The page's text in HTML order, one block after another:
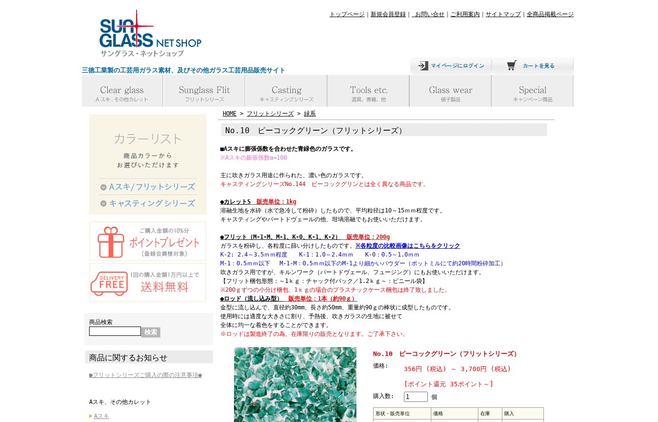
トップページ 新規会員登録 お問い合せ ご利用案内 サイトマップ｜ 全商品掲載ページ
三徳工業製の工芸用ガラス素材、及びその他ガラス工芸用品販売サイト
商品検索
商品に関するお知らせ
●フリットシリーズご購入の際の注意事項●
Aスキ、その他カレット
Aスキ
HOME > フリットシリーズ > 緑系
No.10 ピーコックグリーン（フリットシリーズ）
■Aスキに膨張係数を合わせた青緑色のガラスです。
※Aスキの膨張係数α=100
主に吹きガラス用途に作られた、濃い色のガラスです。
キャスティングシリーズNo.144 ピーコックグリンとは全く異なる商品です。
●カレットS 販売単位：1kg
溶融生地を水砕（水で急冷して粉砕）したもので、平均粒径は10～15ｍｍ程度です。
キャスティングやパートドヴェールの他、坩堝溶融でもお使いいただけます。
●フリット（M-1-M、M-1、K-0、K-1、K-2）
販売単位：200g
ガラスを粉砕し、各粒度に篩い分けしたものです。 ※各粒度の比較画像はこちらをクリック
K-2: 2.4～3.5ｍｍ程度 K-1：1.0～2.4ｍｍ K-0：0.5～1.0ｍｍ
M-1：0.5ｍｍ以下 M-1-M：0.5ｍｍ以下のM-1より細かいパウダー（ポットミルにて約20時間粉砕加工）
吹きガラス用ですが、キルンワーク（パートドヴェール、フュージング）にもお使いいただけます。
【フリット梱包形態：～1ｋｇ：チャック付パック／1.2ｋｇ～：ビニール袋】
※200ｇずつの小分け梱包、1ｋｇの場合のプラスチックケース梱包は終了致しました。
●ロッド（流し込み型）
販売単位：1本（約90ｇ）
金型に流し込んで、直径約30mm、長さ約50mm、重量約90ｇの棒状に成型したものです。
使用時には適度な大きさに割り、予熱後、吹きガラスの生地に被せて
全体に均一な着色をすることができます。
※ロッドは製造終了の為、在庫限りの販売となります。ご了承下さい。
No.10 ピーコックグリーン（フリットシリーズ）
価格: 356円 (税込) ～ 3,700円 (税込)
[ポイント還元 35ポイント～]
購入数: 個
形状・販売単位 価格 在庫 購入